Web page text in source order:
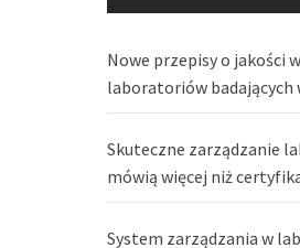
Nowe przepisy o jakości
laboratoriów badających
Skuteczne zarządzanie
mówią więcej niż
System zarządzania w